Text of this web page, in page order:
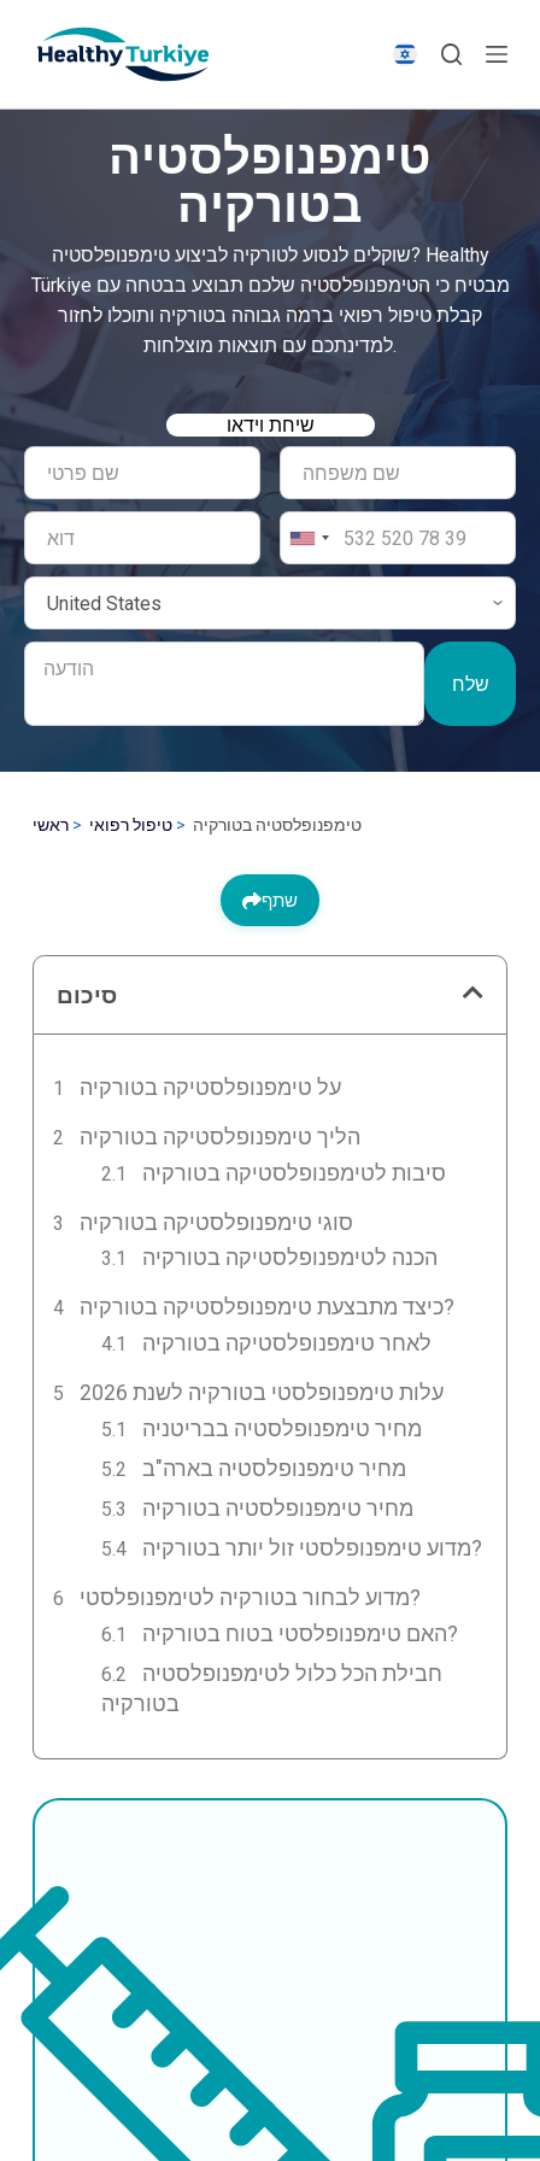
p
t
טימפנופלסטיה
בטורקיה
שוקלים לנסוע לטורקיה לביצוע טימפנופלסטיה? Healthy
Türkiye מבטיח כי הטימפנופלסטיה שלכם תבוצע בבטחה עם
קבלת טיפול רפואי ברמה גבוהה בטורקיה ותוכלו לחזור
למדינתכם עם תוצאות מוצלחות.
שיחת וידאו
שלח
ראשי טיפול רפואי טימפנופלסטיה בטורקיה
שתף
סיכום
על טימפנופלסטיקה בטורקיה
הליך טימפנופלסטיקה בטורקיה
סיבות לטימפנופלסטיקה בטורקיה
סוגי טימפנופלסטיקה בטורקיה
הכנה לטימפנופלסטיקה בטורקיה
כיצד מתבצעת טימפנופלסטיקה בטורקיה?
לאחר טימפנופלסטיקה בטורקיה
עלות טימפנופלסטי בטורקיה לשנת 2026
מחיר טימפנופלסטיה בבריטניה
מחיר טימפנופלסטיה בארה"ב
מחיר טימפנופלסטיה בטורקיה
מדוע טימפנופלסטי זול יותר בטורקיה?
מדוע לבחור בטורקיה לטימפנופלסטי?
האם טימפנופלסטי בטוח בטורקיה?
חבילת הכל כלול לטימפנופלסטיה
בטורקיה